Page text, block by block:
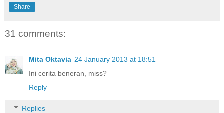
Share
31 comments:
Mita Oktavia 24 January 2013 at 18:51
Ini cerita beneran, miss?
Reply
Replies